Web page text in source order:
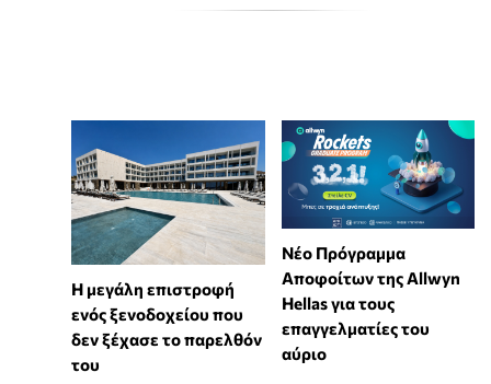
Η μεγάλη επιστροφή
ενός ξενοδοχείου που
δεν ξέχασε το παρελθόν
του
Νέο Πρόγραμμα
Αποφοίτων της Allwyn
Hellas για τους
επαγγελματίες του
αύριο